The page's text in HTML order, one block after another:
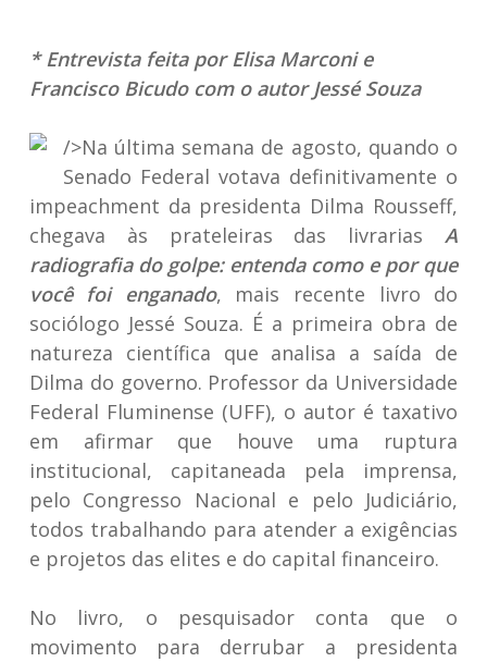
* Entrevista feita por Elisa Marconi e
Francisco Bicudo com o autor Jessé Souza
/>Na última semana de agosto, quando o
Senado Federal votava definitivamente o
impeachment da presidenta Dilma Rousseff,
chegava às prateleiras das livrariasA
radiografia do golpe: entenda como e por que
você foi enganado, mais recente livro do
sociólogo Jessé Souza. É a primeira obra de
natureza científica que analisa a saída de
Dilma do governo. Professor da Universidade
Federal Fluminense (UFF), o autor é taxativo
em afirmar que houve uma ruptura
institucional, capitaneada pela imprensa,
pelo Congresso Nacional e pelo Judiciário,
todos trabalhando para atender a exigências
e projetos das elites e do capital financeiro.
No livro, o pesquisador conta que o
movimento para derrubar a presidenta